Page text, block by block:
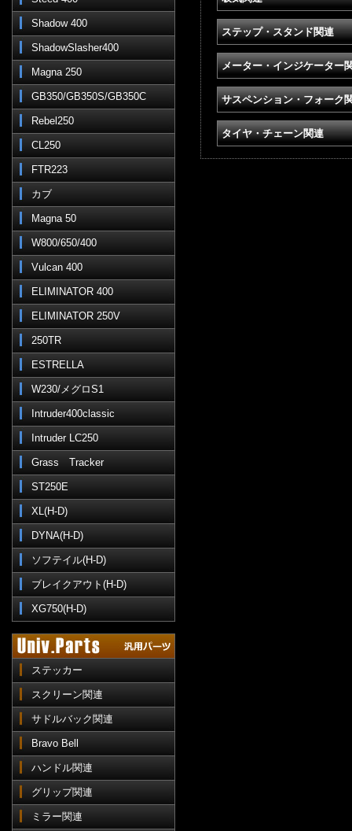
Shadow 400
ShadowSlasher400
Magna 250
GB350/GB350S/GB350C
Rebel250
CL250
FTR223
カブ
Magna 50
W800/650/400
Vulcan 400
ELIMINATOR 400
ELIMINATOR 250V
250TR
ESTRELLA
W230/メグロS1
Intruder400classic
Intruder LC250
Grass Tracker
ST250E
XL(H-D)
DYNA(H-D)
ソフテイル(H-D)
ブレイクアウト(H-D)
XG750(H-D)
ステッカー
スクリーン関連
サドルバック関連
Bravo Bell
ハンドル関連
グリップ関連
ミラー関連
ステップ・スタンド関連
メーター・インジケーター
サスペンション・フォーク
タイヤ・チェーン関連